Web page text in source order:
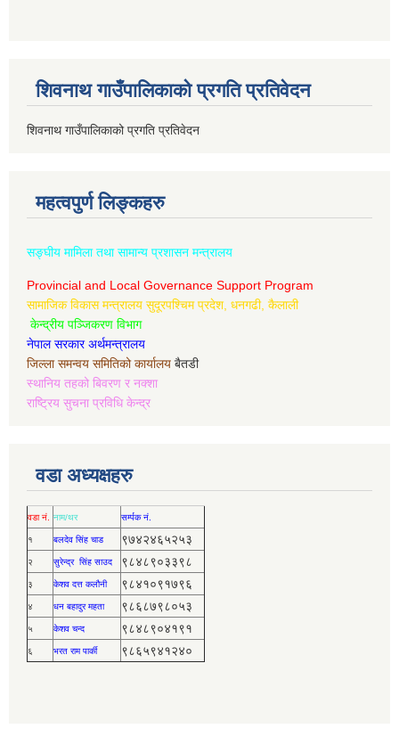
शिवनाथ गाउँपालिकाको प्रगति प्रतिवेदन
शिवनाथ गाउँपालिकाको प्रगति प्रतिवेदन
महत्वपुर्ण लिङ्कहरु
सङ्घीय मामिला तथा सामान्य प्रशासन मन्त्रालय
Provincial and Local Governance Support Program
सामाजिक विकास मन्त्रालय सुदूरपश्चिम प्रदेश, धनगढी, कैलाली
केन्द्रीय पञ्जिकरण विभाग
नेपाल सरकार अर्थमन्त्रालय
जिल्ला समन्वय समितिको कार्यालय बैतडी
स्थानिय तहको बिवरण र नक्शा
राष्ट्रिय सुचना प्रविधि केन्द्र
वडा अध्यक्षहरु
वडा नं. नाम/थर सर्म्पक नं.
१ बलदेव सिंह चाड ९७४२४६५२५३
२ सुरेन्द्र सिंह साउद ९८४८९०३३९८
३ केशव दत्त कलौनी ९८४१०९१७९६
४ धन बहादुर महता ९८६८७९८०५३
५ केशव चन्द ९८४८९०४१९१
६ भरत राम पार्की ९८६५९४१२४०